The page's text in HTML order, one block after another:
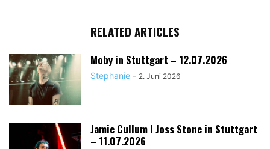
RELATED ARTICLES
Moby in Stuttgart – 12.07.2026
Stephanie - 2. Juni 2026
Jamie Cullum I Joss Stone in Stuttgart
– 11.07.2026